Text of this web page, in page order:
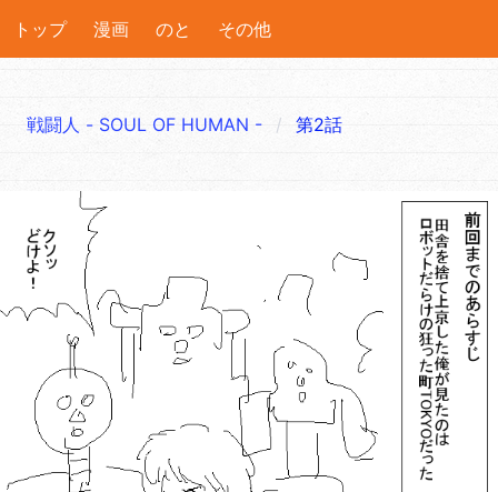
トップ 漫画 のと その他
戦闘人 - SOUL OF HUMAN - 第2話